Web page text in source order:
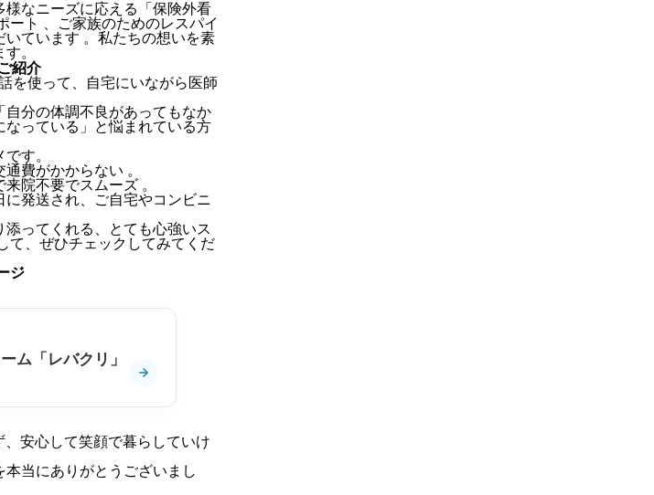
なニーズに応える「保険外看
ート 、ご家族のためのレスパイ
いています 。私たちの想いを素
。
紹介
を使って、自宅にいながら医師
自分の体調不良があってもなか
っている」と悩まれている方
す。
費がかからない 。
院不要でスムーズ 。
に発送され、ご自宅やコンビニ
ってくれる、とても心強いス
て、ぜひチェックしてみてくだ
ジ
ム「レバクリ」
安心して笑顔で暮らしていけ
当にありがとうございまし